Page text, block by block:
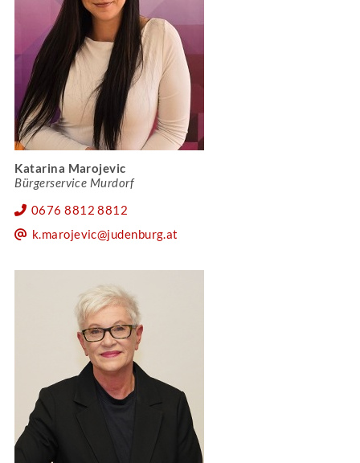
Katarina Marojevic
Bürgerservice Murdorf
0676 8812 8812
k.marojevic@judenburg.at